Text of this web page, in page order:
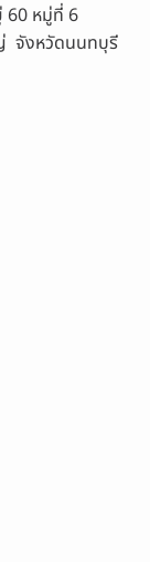
60 หมู่ที่ 6
จังหวัดนนทบุรี